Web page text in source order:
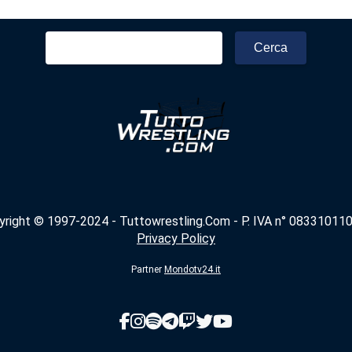
Ricerca
© 1997-2024 - Tuttowrestling.Com - P. IVA n°
Privacy Policy
Partner Mondotv24.it